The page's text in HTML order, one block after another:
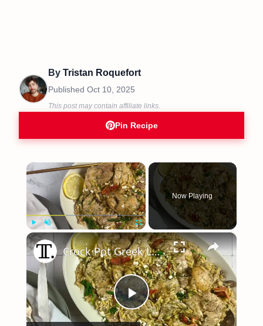
By Tristan Roquefort
Published Oct 10, 2025
This post may contain affiliate links.
Pin Recipe
×
Play Fullscreen
Now Playing
×
Play
Crock Pot Greek Lemon Chicken And Orzo Recipe